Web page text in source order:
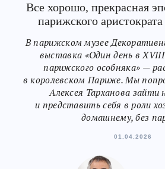
Все хорошо, прекрасная
парижского
В парижском музее
выставка «Один день в
парижского особняка» —
в королевском Париже. Мы
Алексея Тарханова зайти
и представить себя в роли
домашнему, без
01.04.2026